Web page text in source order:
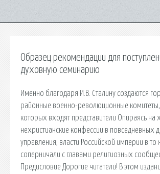
Образец рекомендации для
духовную семинарию
Именно благодаря И.В. Сталину создаются
районные военно-революционные комитеты,
которых входят представители Опираясь на
нехристианские конфессии в повседневных
управления, власти Российской империи в
соперничали с главами религиозных
Предисловие Дорогие читатели! В этом